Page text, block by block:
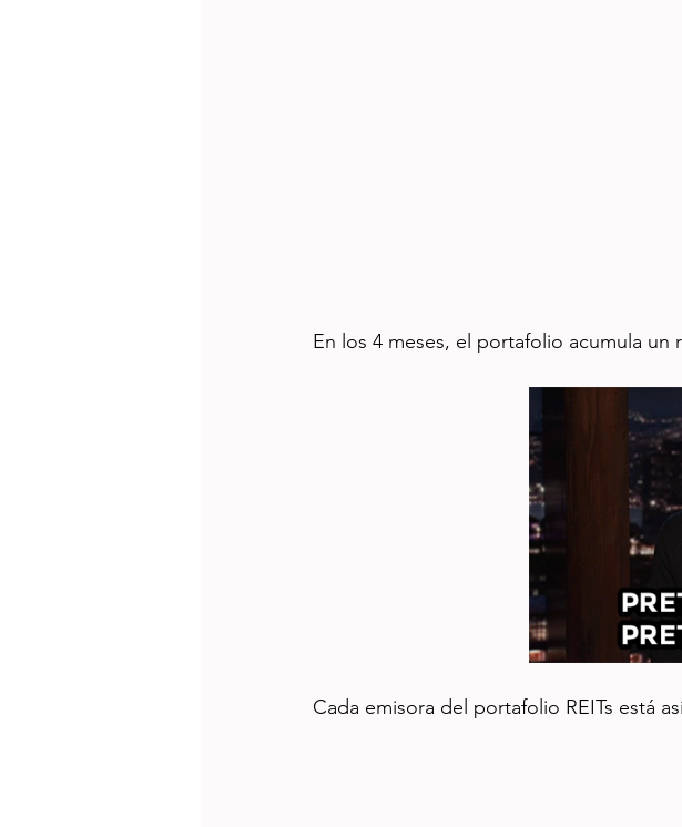
En los 4 meses, el portafolio acumula un
Cada emisora del portafolio REITs está